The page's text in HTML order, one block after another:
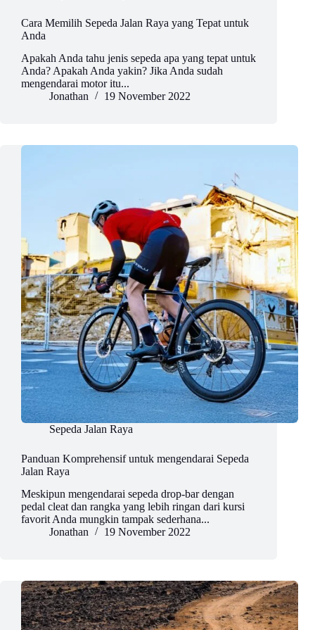
Cara Memilih Sepeda Jalan Raya yang Tepat untuk
Anda
Apakah Anda tahu jenis sepeda apa yang tepat untuk
Anda? Apakah Anda yakin? Jika Anda sudah
mengendarai motor itu...
Jonathan
19 November 2022
Sepeda Jalan Raya
Panduan Komprehensif untuk mengendarai Sepeda
Jalan Raya
Meskipun mengendarai sepeda drop-bar dengan
pedal cleat dan rangka yang lebih ringan dari kursi
favorit Anda mungkin tampak sederhana...
Jonathan
19 November 2022